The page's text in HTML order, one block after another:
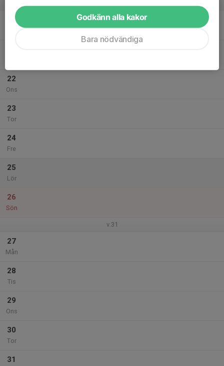
20
22
Ons
23
Tor
24
Fre
25
Lör
26
Sön
v.31
27
Mån
28
Tis
29
Ons
30
Tor
31
Godkänn alla kakor
Bara nödvändiga